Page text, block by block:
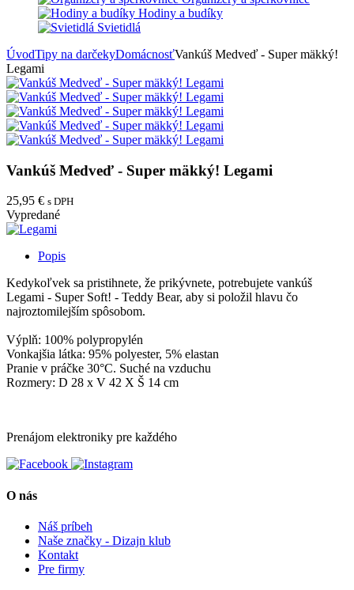
Hodiny a budíky
Svietidlá
ÚvodTipy na darčekyDomácnosťVankúš Medveď - Super mäkký!
Legami
Vankúš Medveď - Super mäkký! Legami
25,95 € s DPH
Vypredané
Popis
Kedykoľvek sa pristihnete, že prikývnete, potrebujete vankúš
Legami - Super Soft! - Teddy Bear, aby si položil hlavu čo
najroztomilejším spôsobom.
Výplň: 100% polypropylén
Vonkajšia látka: 95% polyester, 5% elastan
Pranie v práčke 30°C. Suché na vzduchu
Rozmery: D 28 x V 42 X Š 14 cm
Prenájom elektroniky pre každého
O nás
Náš príbeh
Naše značky - Dizajn klub
Kontakt
Pre firmy